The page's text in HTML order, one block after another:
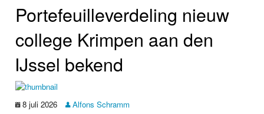
Portefeuilleverdeling nieuw
college Krimpen aan den
IJssel bekend
8 juli 2026 Alfons Schramm